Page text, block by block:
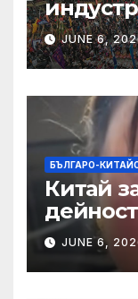
алианс
JUNE 6,
БЪЛГАРО-
Китай
JUNE 6,